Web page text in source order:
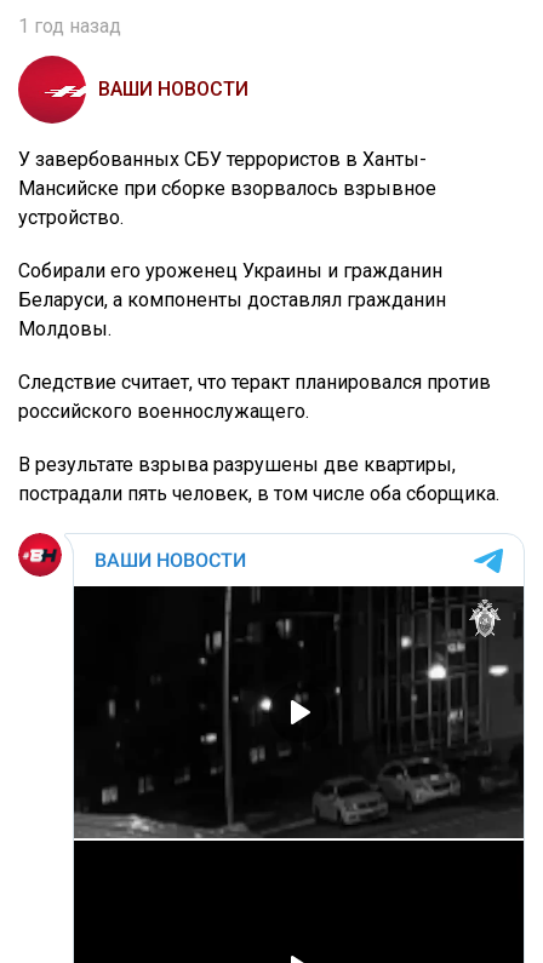
1 год назад
ВАШИ НОВОСТИ
У завербованных СБУ террористов в Ханты-
Мансийске при сборке взорвалось взрывное
устройство.
Собирали его уроженец Украины и гражданин
Беларуси, а компоненты доставлял гражданин
Молдовы.
Следствие считает, что теракт планировался против
российского военнослужащего.
В результате взрыва разрушены две квартиры,
пострадали пять человек, в том числе оба сборщика.